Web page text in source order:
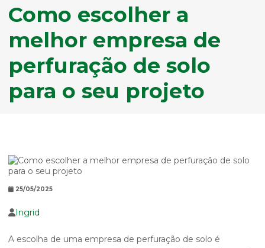
Como escolher a
melhor empresa de
perfuração de solo
para o seu projeto
25/05/2025
Ingrid
A escolha de uma empresa de perfuração de solo é